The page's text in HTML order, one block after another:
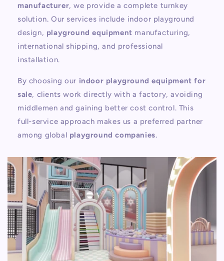
manufacturer, we provide a complete turnkey
solution. Our services include indoor playground
design, playground equipment manufacturing,
international shipping, and professional
installation.
By choosing our indoor playground equipment for
sale, clients work directly with a factory, avoiding
middlemen and gaining better cost control. This
full-service approach makes us a preferred partner
among global playground companies.